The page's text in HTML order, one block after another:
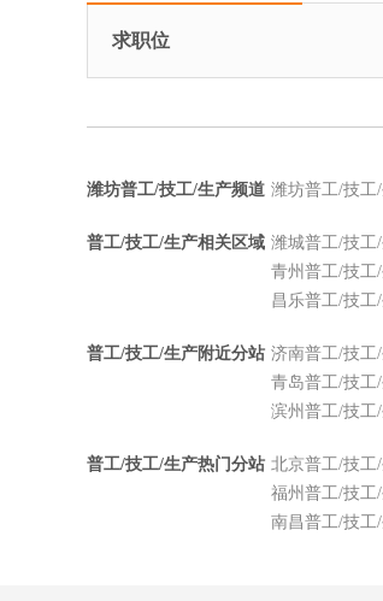
求职位
潍坊普工/技工/生产频道 潍坊普工/技工
普工/技工/生产相关区域 潍城普工/技工
青州普工/技工
昌乐普工/技工
普工/技工/生产附近分站 济南普工/技工
青岛普工/技工
滨州普工/技工
普工/技工/生产热门分站 北京普工/技工
福州普工/技工
南昌普工/技工